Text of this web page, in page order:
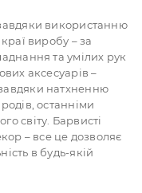
використанню
виробу – за
та умілих рук
аксесуарів –
натхненню
останніми
світу. Барвисті
– все це дозволяє
в будь-якій